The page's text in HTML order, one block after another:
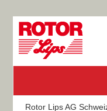
Rotor Lips AG